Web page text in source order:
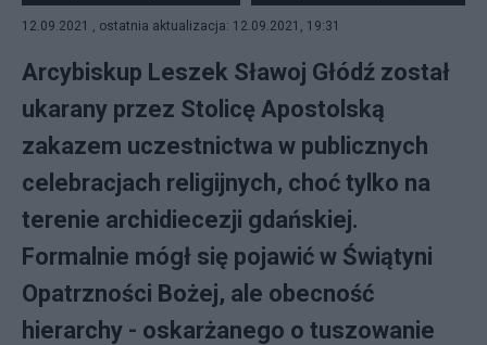
12.09.2021 , ostatnia aktualizacja: 12.09.2021, 19:31
Arcybiskup Leszek Sławoj Głódź został
ukarany przez Stolicę Apostolską
zakazem uczestnictwa w publicznych
celebracjach religijnych, choć tylko na
terenie archidiecezji gdańskiej.
Formalnie mógł się pojawić w Świątyni
Opatrzności Bożej, ale obecność
hierarchy - oskarżanego o tuszowanie